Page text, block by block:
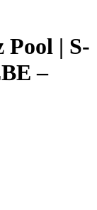
| S-
–